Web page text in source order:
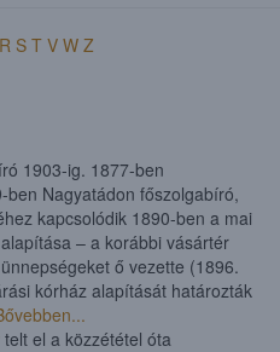
R S T V W Z
1903-ig. 1877-ben
Nagyatádon főszolgabíró,
kapcsolódik 1890-ben a mai
– a korábbi vásártér
ő vezette (1896.
kórház alapítását határozták
telt el a közzététel óta